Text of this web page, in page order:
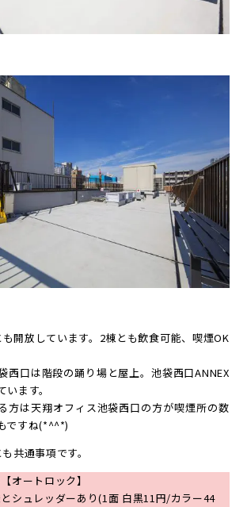
開放しています。2棟とも飲食可能、喫煙OK
西口は階段の踊り場と屋上。池袋西口ANNEX
ます。
方は天翔オフィス池袋西口の方が喫煙所の数
ですね(*^^*)
共通事項です。
オートロック】
シュレッダーあり(1面 白黒11円/カラー44